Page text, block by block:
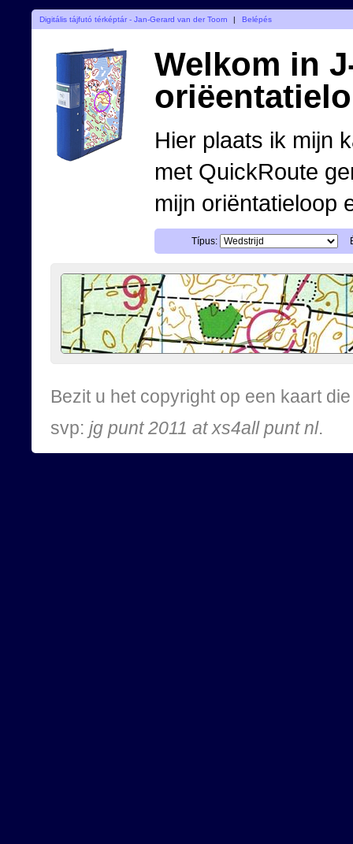
Digitális tájfutó térképtár - Jan-Gerard van der Toorn | Belépés
Welkom in
Hier plaats ik mijn
met QuickRoute
mijn oriëntatieloop
Típus:
Bezit u het copyright op een kaart
svp: jg punt 2011 at xs4all punt nl.